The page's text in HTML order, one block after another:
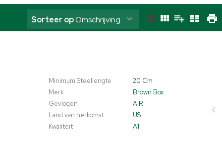
Sorteer opOmschrijving
Minimum Steellengte
20 Cm
Merk
Brown Box
Gevlogen
AIR
Land van herkomst
US
Kwaliteit A1